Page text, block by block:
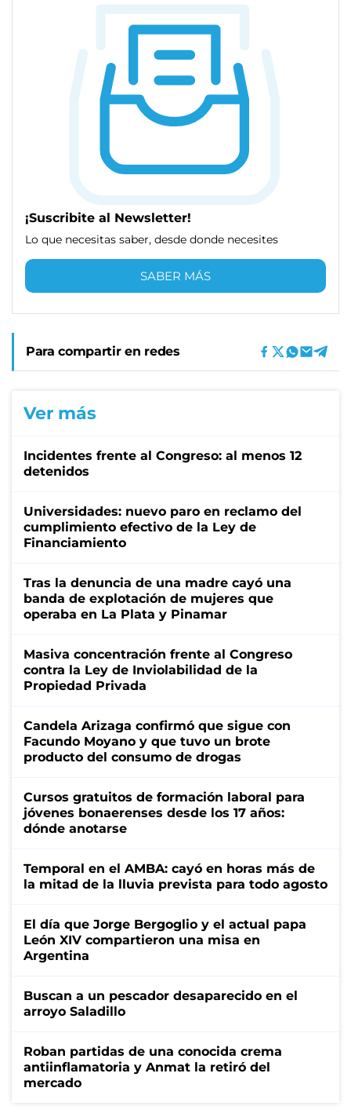
¡Suscribite al Newsletter!
Lo que necesitas saber, desde donde necesites
SABER MÁS
Para compartir en redes
Ver más
Incidentes frente al Congreso: al menos 12
detenidos
Universidades: nuevo paro en reclamo del
cumplimiento efectivo de la Ley de
Financiamiento
Tras la denuncia de una madre cayó una
banda de explotación de mujeres que
operaba en La Plata y Pinamar
Masiva concentración frente al Congreso
contra la Ley de Inviolabilidad de la
Propiedad Privada
Candela Arizaga confirmó que sigue con
Facundo Moyano y que tuvo un brote
producto del consumo de drogas
Cursos gratuitos de formación laboral para
jóvenes bonaerenses desde los 17 años:
dónde anotarse
Temporal en el AMBA: cayó en horas más de
la mitad de la lluvia prevista para todo agosto
El día que Jorge Bergoglio y el actual papa
León XIV compartieron una misa en
Argentina
Buscan a un pescador desaparecido en el
arroyo Saladillo
Roban partidas de una conocida crema
antiinflamatoria y Anmat la retiró del
mercado